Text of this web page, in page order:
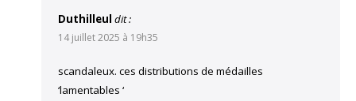
Duthilleul dit :
14 juillet 2025 à 19h35
scandaleux. ces distributions de médailles
‘lamentables ‘